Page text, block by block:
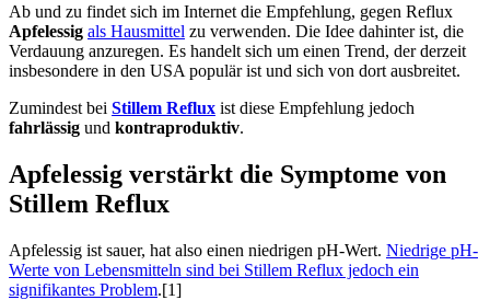
Ab und zu findet sich im Internet die Empfehlung, gegen Reflux
Apfelessig als Hausmittel zu verwenden. Die Idee dahinter ist, die
Verdauung anzuregen. Es handelt sich um einen Trend, der derzeit
insbesondere in den USA populär ist und sich von dort ausbreitet.
Zumindest bei Stillem Reflux ist diese Empfehlung jedoch
fahrlässig und kontraproduktiv.
Apfelessig verstärkt die Symptome von
Stillem Reflux
Apfelessig ist sauer, hat also einen niedrigen pH-Wert. Niedrige pH-
Werte von Lebensmitteln sind bei Stillem Reflux jedoch ein
signifikantes Problem.[1]